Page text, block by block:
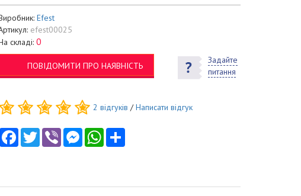
Efest
efest00025
складі:0
ПОВІДОМИТИ ПРО НАЯВНІСТЬ
Задайте
питання
2 відгуків /Написати відгук
FacebookTwitterViber MessengerWhatsApp